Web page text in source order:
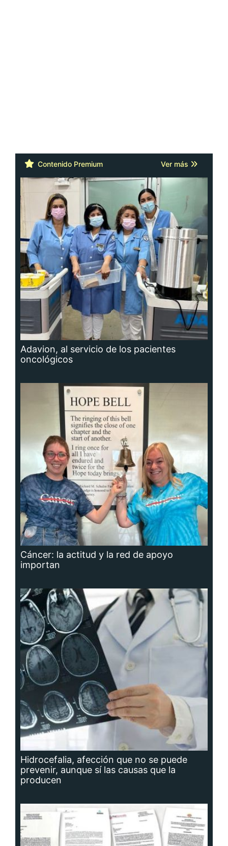
Contenido Premium Ver más
Adavion, al servicio de los pacientes
oncológicos
Cáncer: la actitud y la red de apoyo
importan
Hidrocefalia, afección que no se puede
prevenir, aunque sí las causas que la
producen